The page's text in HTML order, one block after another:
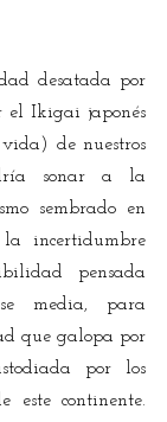
desatada por
el Ikigai japonés
de nuestros
sonar a la
sembrado en
la incertidumbre
pensada
media, para
que galopa por
por los
este continente.